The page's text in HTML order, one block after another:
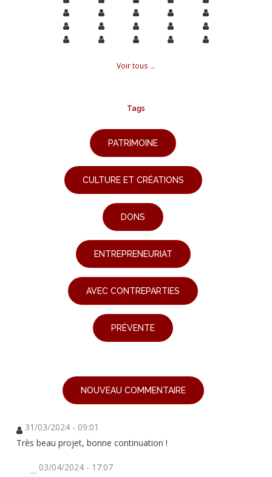
Voir tous ...
Tags
PATRIMOINE
CULTURE ET CRÉATIONS
DONS
ENTREPRENEURIAT
AVEC CONTREPARTIES
PRÉVENTE
NOUVEAU COMMENTAIRE
31/03/2024 - 09:01
Très beau projet, bonne continuation !
03/04/2024 - 17:07